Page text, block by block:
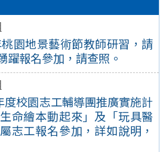
園地景藝術節教師研習，請
躍報名參加，請查照。
校園志工輔導團推廣實施計
命繪本動起來」及「玩具醫
志工報名參加，詳如說明，